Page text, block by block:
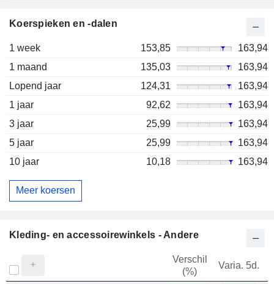
Koerspieken en -dalen
1 week 153,85
163,94
1 maand
135,03
163,94
Lopend jaar
124,31
163,94
1 jaar
92,62
163,94
3 jaar
25,99
163,94
5 jaar
25,99
163,94
10 jaar
10,18 163,94
Meer koersen
Kleding- en accessoirewinkels - Andere
Verschil
(%)
Varia. 5d.